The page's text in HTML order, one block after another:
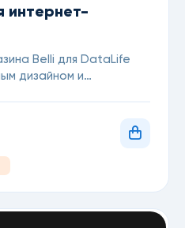
интернет-
Belli для DataLife
дизайном и